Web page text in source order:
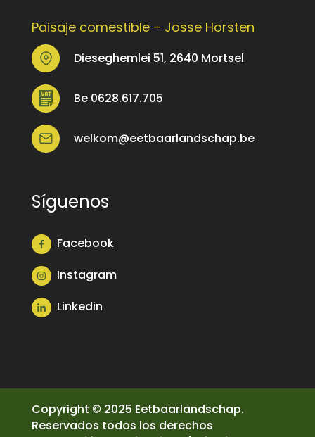
Paisaje comestible – Josse Horsten
Dieseghemlei 51, 2640 Mortsel
Be 0628.617.705
welkom@eetbaarlandschap.be
Síguenos
Facebook
Instagram
Linkedin
Copyright © 2025 Eetbaarlandschap.
Reservados todos los derechos